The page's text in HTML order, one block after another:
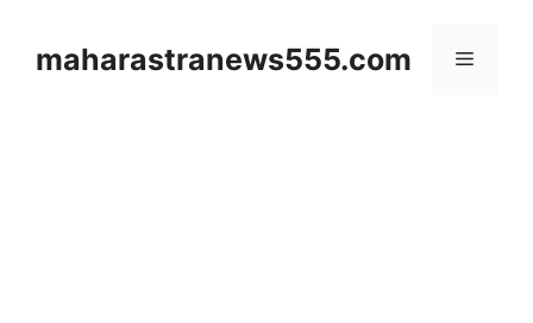
contentmaharastranews555.com Menu